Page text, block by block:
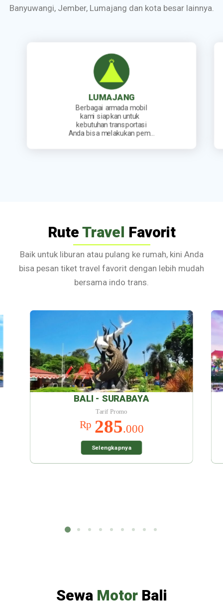
Banyuwangi, Jember, Lumajang dan kota besar lainnya.
JEMBER
Kami sediakan jadwal
keberangkatan travel yang
lengkap. Mulai dari travel
berangkat pagi, siang, sore…
Rute Travel Favorit
Baik untuk liburan atau pulang ke rumah, kini Anda
bisa pesan tiket travel favorit dengan lebih mudah
bersama indo trans.
BALI - MALANG
Rp 285
Selengkapnya
SewaMotorBali